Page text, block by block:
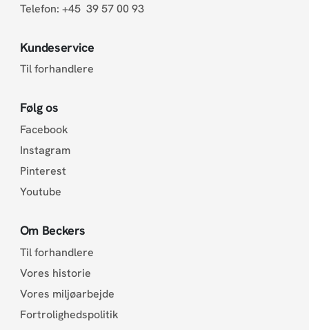
Telefon: +45 39 57 00 93
Kundeservice
Til forhandlere
Følg os
Facebook
Instagram
Pinterest
Youtube
Om Beckers
Til forhandlere
Vores historie
Vores miljøarbejde
Fortrolighedspolitik